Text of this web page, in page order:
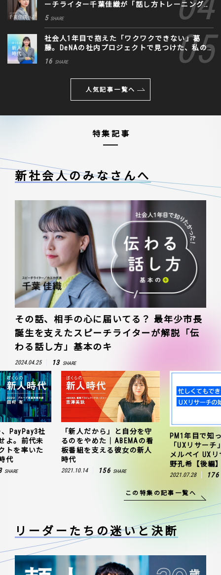
ーチライター千葉佳織が「話し方トレーニング」
に込めた思い
5 SHARE
社会人1年目で抱えた「ワクワクできない」葛
藤。DeNAの社内プロジェクトで見つけた、私の
生きる道
16 SHARE
人気記事一覧へ
特集記事
新社会人のみなさんへ
その話、相手の心に届いてる？ 最年少市長
誕生を支えたスピーチライターが解説「伝
わる話し方」基本のキ
2024.04.25 13 SHARE
PayPay3社
よ。前代未
トを率いた
代
SHARE
「新人だから」と自分を守
るのをやめた｜ABEMAの看
板番組を支える彼女の新人
時代
2021.10.14 156 SHARE
PM1年目で知
「UXリサー
メルペイ UX
野孔希【後編
2021.07.28 176
この特集の記事一覧へ
リーダーたちの迷いと決断